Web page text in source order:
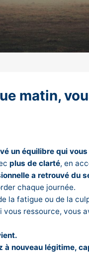
matin,
un équilibre qui
plus de clarté, en
a retrouvé du
chaque journée.
la fatigue ou de la
vous ressource, vous
à nouveau légitime,